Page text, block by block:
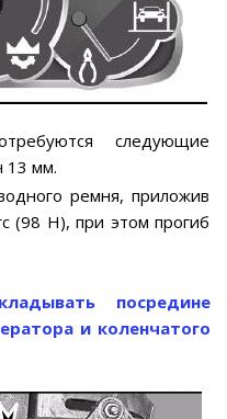
следующие
13 мм.
ремня, приложив
(98 Н), при этом прогиб
посредине
и коленчатого